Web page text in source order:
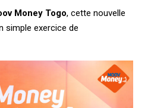
Money Togo, cette nouvelle
simple exercice de